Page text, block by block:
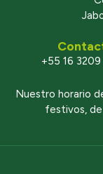
+55 16
Nuestro horario
festivos, de